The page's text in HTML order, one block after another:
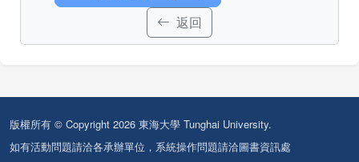
返回
版權所有 © Copyright 2026 東海大學 Tunghai University.
如有活動問題請洽各承辦單位，系統操作問題請洽圖書資訊處